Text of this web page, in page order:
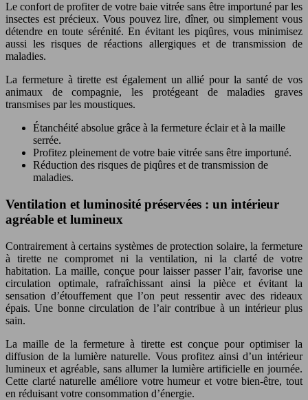
Le confort de profiter de votre baie vitrée sans être importuné par les
insectes est précieux. Vous pouvez lire, dîner, ou simplement vous
détendre en toute sérénité. En évitant les piqûres, vous minimisez
aussi les risques de réactions allergiques et de transmission de
maladies.
La fermeture à tirette est également un allié pour la santé de vos
animaux de compagnie, les protégeant de maladies graves
transmises par les moustiques.
Étanchéité absolue grâce à la fermeture éclair et à la maille
serrée.
Profitez pleinement de votre baie vitrée sans être importuné.
Réduction des risques de piqûres et de transmission de
maladies.
Ventilation et luminosité préservées : un intérieur
agréable et lumineux
Contrairement à certains systèmes de protection solaire, la fermeture
à tirette ne compromet ni la ventilation, ni la clarté de votre
habitation. La maille, conçue pour laisser passer l’air, favorise une
circulation optimale, rafraîchissant ainsi la pièce et évitant la
sensation d’étouffement que l’on peut ressentir avec des rideaux
épais. Une bonne circulation de l’air contribue à un intérieur plus
sain.
La maille de la fermeture à tirette est conçue pour optimiser la
diffusion de la lumière naturelle. Vous profitez ainsi d’un intérieur
lumineux et agréable, sans allumer la lumière artificielle en journée.
Cette clarté naturelle améliore votre humeur et votre bien-être, tout
en réduisant votre consommation d’énergie.